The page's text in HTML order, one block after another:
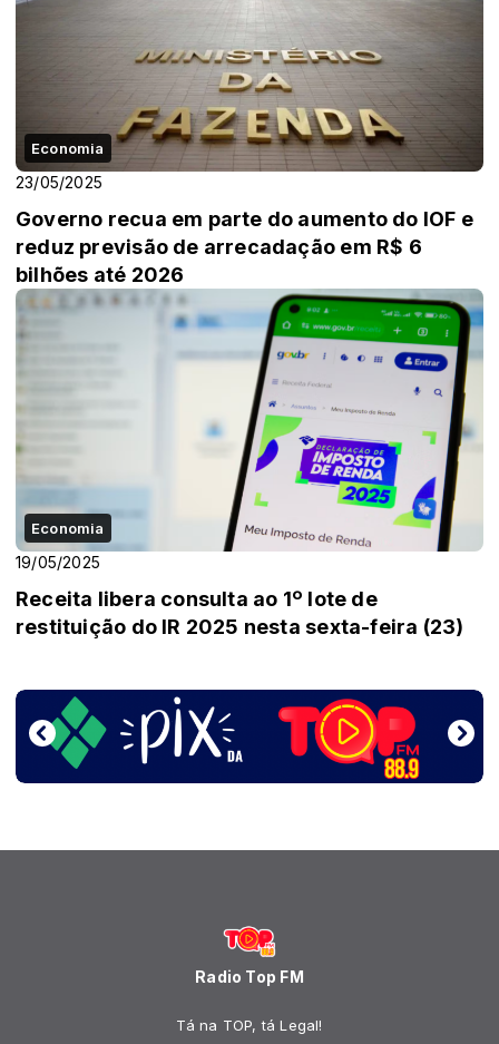
Economia
23/05/2025
Governo recua em parte do aumento do IOF e
reduz previsão de arrecadação em R$ 6
bilhões até 2026
Economia
19/05/2025
Receita libera consulta ao 1º lote de
restituição do IR 2025 nesta sexta-feira (23)
Radio Top FM
Tá na TOP, tá Legal!